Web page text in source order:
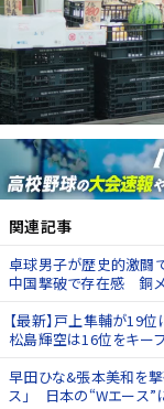
関連記事
卓球男子が歴史的激闘
中国撃破で存在感 銅
【最新】戸上隼輔が19
松島輝空は16位をキー
早田ひな&張本美和を撃
ス」 日本の“Wエース”